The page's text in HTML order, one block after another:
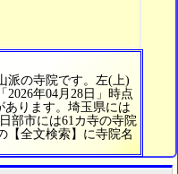
派の寺院です。左(上)
年04月28日」時点
あります。埼玉県には
部市には61カ寺の寺院
【全文検索】に寺院名